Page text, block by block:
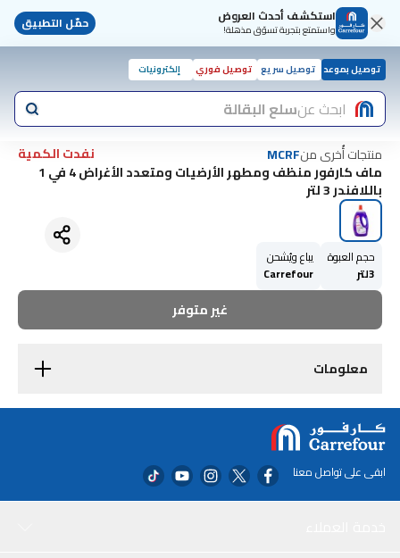
استكشف أحدث العروض
واستمتع بتجربة تسوّق مذهلة! حمّل التطبيق
توصيل بموعد توصيل سريع توصيل فوري إلكترونيات
ابحث عنسلع البقالة
منتجات أُخرى منMCRF
نفدت الكمية
ماف كارفور منظف ومطهر الأرضيات ومتعدد الأغراض 4 في 1
باللافندر 3 لتر
حجم العبوة
3لتر
يباع ويُشحن
Carrefour
غير متوفر
معلومات
ابقى على تواصل معنا